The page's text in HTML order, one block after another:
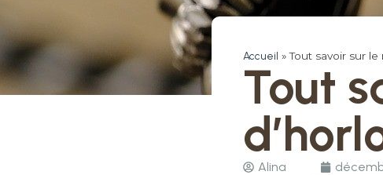
Accueil »Tout savoir sur
Tout
Alina